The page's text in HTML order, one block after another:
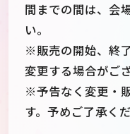
間までの間は、会
い。
※販売の開始、終
変更する場合がご
※予告なく変更・
す。予めご了承くだ